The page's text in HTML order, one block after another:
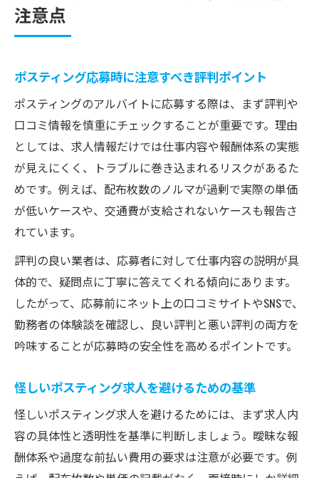
注意点
ポスティング応募時に注意すべき評判ポイント
ポスティングのアルバイトに応募する際は、まず評判や
口コミ情報を慎重にチェックすることが重要です。理由
としては、求人情報だけでは仕事内容や報酬体系の実態
が見えにくく、トラブルに巻き込まれるリスクがあるた
めです。例えば、配布枚数のノルマが過剰で実際の単価
が低いケースや、交通費が支給されないケースも報告さ
れています。
評判の良い業者は、応募者に対して仕事内容の説明が具
体的で、疑問点に丁寧に答えてくれる傾向にあります。
したがって、応募前にネット上の口コミサイトやSNSで、
勤務者の体験談を確認し、良い評判と悪い評判の両方を
吟味することが応募時の安全性を高めるポイントです。
怪しいポスティング求人を避けるための基準
怪しいポスティング求人を避けるためには、まず求人内
容の具体性と透明性を基準に判断しましょう。曖昧な報
酬体系や過度な前払い費用の要求は注意が必要です。例